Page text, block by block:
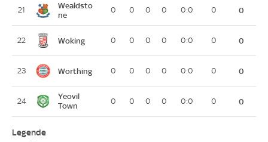
21
Wealdsto
ne
0 0 0 0 0:0 0 0
22 Woking 0 0 0 0 0:0 0 0
23 Worthing 0 0 0 0 0:0 0 0
24
Yeovil
Town
0 0 0 0 0:0 0 0
Legende